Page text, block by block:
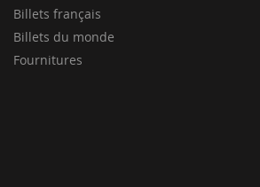
Billets français
Billets du monde
Fournitures